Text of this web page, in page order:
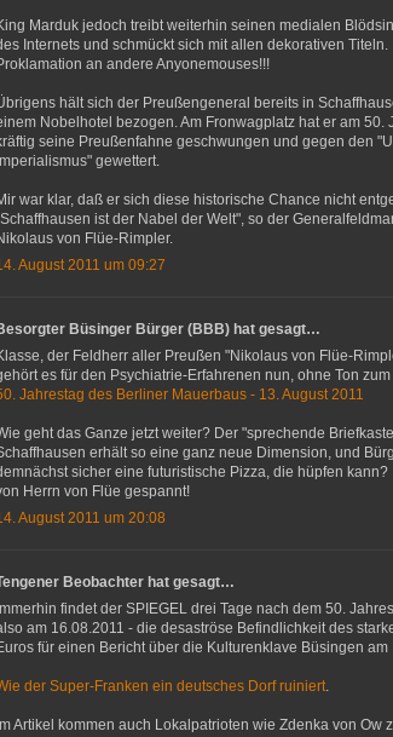
Marduk jedoch treibt weiterhin seinen medialen
Internets und schmückt sich mit allen dekorativen
an andere Anyonemouses!!!
hält sich der Preußengeneral bereits in
Nobelhotel bezogen. Am Fronwagplatz hat er am 50.
seine Preußenfahne geschwungen und gegen den
Imperialismus" gewettert.
war klar, daß er sich diese historische Chance nicht
ist der Nabel der Welt", so der
von Flüe-Rimpler.
August 2011 um 09:27
Büsinger Bürger (BBB) hat gesagt…
der Feldherr aller Preußen "Nikolaus von Flüe-
es für den Psychiatrie-Erfahrenen nun, ohne Ton
Jahrestag des Berliner Mauerbaus - 13. August 2011
geht das Ganze jetzt weiter? Der "sprechende
erhält so eine ganz neue Dimension, und
sicher eine futuristische Pizza, die hüpfen kann?
Herrn von Flüe gespannt!
August 2011 um 20:08
Beobachter hat gesagt…
Immerhin findet der SPIEGEL drei Tage nach dem 50.
am 16.08.2011 - die desaströse Befindlichkeit des
für einen Bericht über die Kulturenklave Büsingen
der Super-Franken ein deutsches Dorf ruiniert.
Im Artikel kommen auch Lokalpatrioten wie Zdenka von Ow